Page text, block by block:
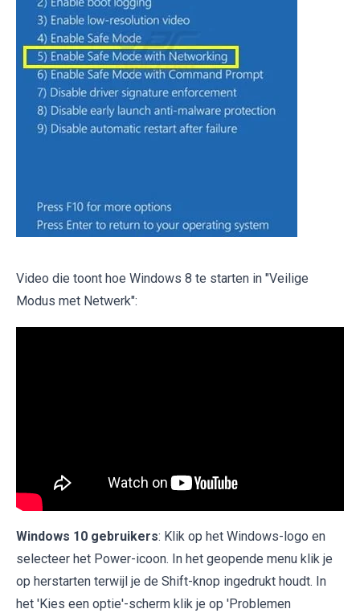
Video die toont hoe Windows 8 te starten in "Veilige
Modus met Netwerk":
Windows 10 gebruikers: Klik op het Windows-logo en
selecteer het Power-icoon. In het geopende menu klik je
op herstarten terwijl je de Shift-knop ingedrukt houdt. In
het 'Kies een optie'-scherm klik je op 'Problemen